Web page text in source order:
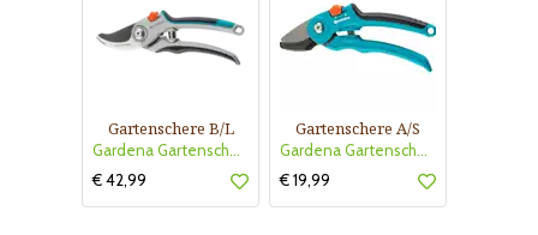
Gartenschere B/L
Gardena Gartenschere B/L
€ 42,99
Gartenschere A/S
Gardena Gartenschere A/S
€ 19,99